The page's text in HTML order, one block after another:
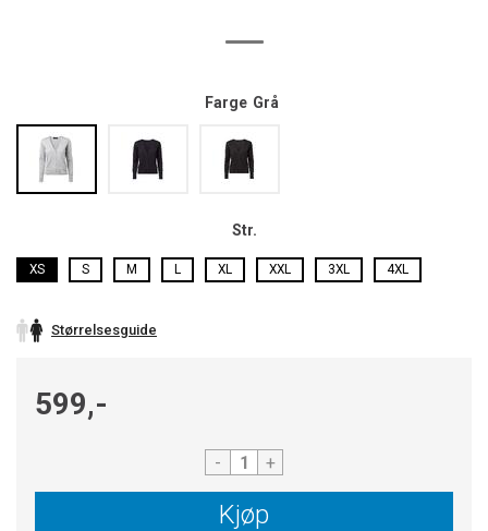
Farge Grå
Str.
XS S M L XL XXL 3XL 4XL
Størrelsesguide
599,-
- +
Kjøp